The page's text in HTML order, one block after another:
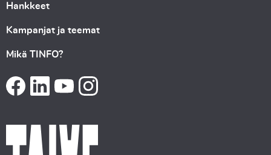
Hankkeet
Kampanjat ja teemat
Mikä TINFO?